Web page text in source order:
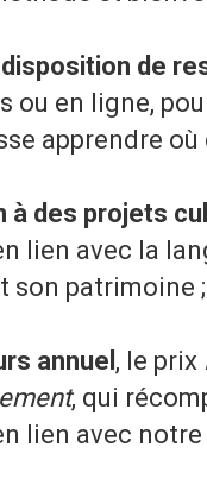
de
ou en ligne,
apprendre où
à des projets
lien avec la
son patrimoine ;
annuel , le prix
, qui
lien avec